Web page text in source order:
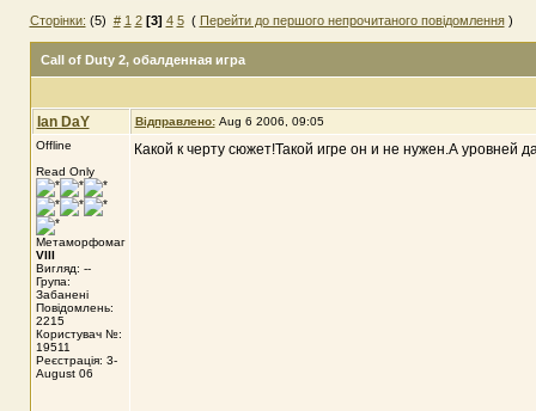
Сторінки: (5) # 1 2 [3] 4 5( Перейти до першого непрочитаного повідомлення)
Call of Duty 2, обалденная игра
Ian DaY Відправлено: Aug 6 2006, 09:05
Offline
Read Only
Метаморфомаг
VIII
Вигляд: --
Група:
Забанені
Повідомлень:
2215
Користувач №:
19511
Реєстрація: 3-
August 06
Какой к черту сюжет!Такой игре он и не нужен.А уровней